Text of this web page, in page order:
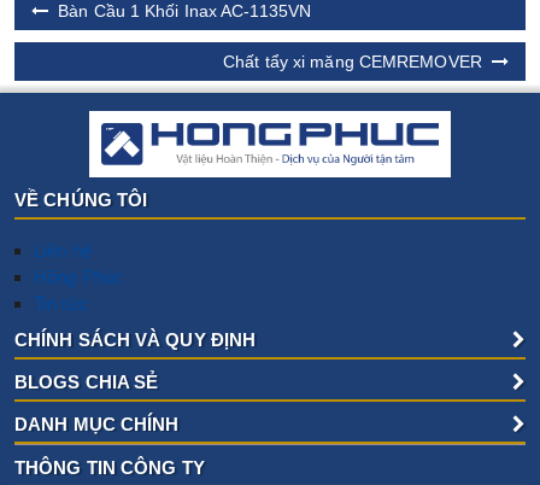
Bàn Cầu 1 Khối Inax AC-1135VN
Chất tẩy xi măng CEMREMOVER
VỀ CHÚNG TÔI
Liên hệ
Hồng Phúc
Tin tức
CHÍNH SÁCH VÀ QUY ĐỊNH
BLOGS CHIA SẺ
DANH MỤC CHÍNH
THÔNG TIN CÔNG TY